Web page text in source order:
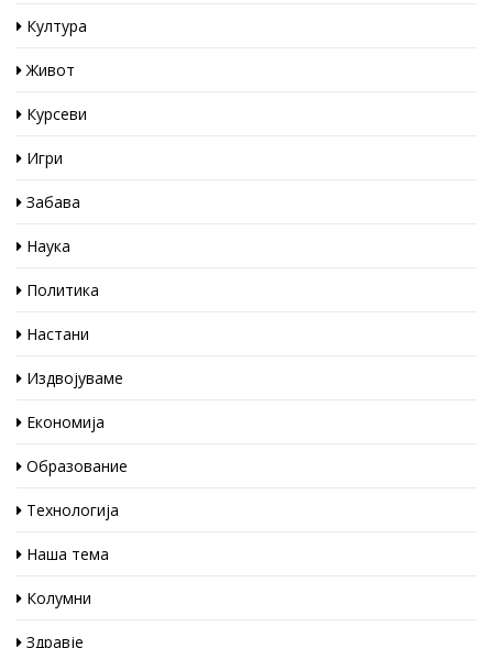
Култура
Живот
Курсеви
Игри
Забава
Наука
Политика
Настани
Издвојуваме
Економија
Образование
Технологија
Наша тема
Колумни
Здравје